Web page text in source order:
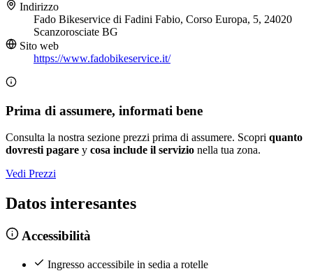
Indirizzo
Fado Bikeservice di Fadini Fabio, Corso Europa, 5, 24020
Scanzorosciate BG
Sito web
https://www.fadobikeservice.it/
Prima di assumere, informati bene
Consulta la nostra sezione prezzi prima di assumere. Scopri quanto
dovresti pagare y cosa include il servizio nella tua zona.
Vedi Prezzi
Datos interesantes
Accessibilità
Ingresso accessibile in sedia a rotelle